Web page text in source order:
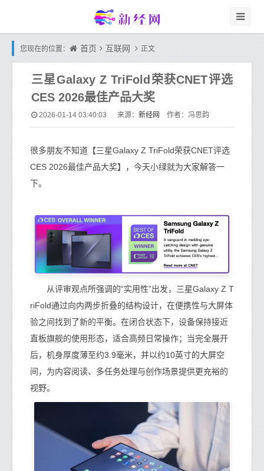
您现在的位置： 首页 互联网 正文
三星Galaxy Z TriFold荣获CNET评选
CES 2026最佳产品大奖
2026-01-14 03:40:03 来源： 新经网 作者：冯思韵
很多朋友不知道【三星Galaxy Z TriFold荣获CNET评选
CES 2026最佳产品大奖】，今天小绿就为大家解答一
下。
从评审观点所强调的“实用性”出发，三星Galaxy Z T
riFold通过向内两步折叠的结构设计，在便携性与大屏体
验之间找到了新的平衡。在闭合状态下，设备保持接近
直板旗舰的使用形态，适合高频日常操作；当完全展开
后，机身厚度薄至约3.9毫米，并以约10英寸的大屏空
间，为内容阅读、多任务处理与创作场景提供更充裕的
视野。